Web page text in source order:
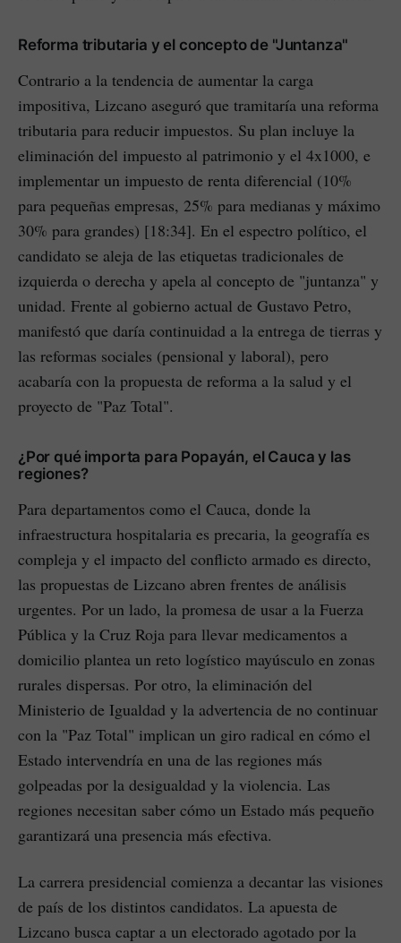
Reforma tributaria y el concepto de "Juntanza"
Contrario a la tendencia de aumentar la carga
impositiva, Lizcano aseguró que tramitaría una reforma
tributaria para reducir impuestos. Su plan incluye la
eliminación del impuesto al patrimonio y el 4x1000, e
implementar un impuesto de renta diferencial (10%
para pequeñas empresas, 25% para medianas y máximo
30% para grandes) [18:34]. En el espectro político, el
candidato se aleja de las etiquetas tradicionales de
izquierda o derecha y apela al concepto de "juntanza" y
unidad. Frente al gobierno actual de Gustavo Petro,
manifestó que daría continuidad a la entrega de tierras y
las reformas sociales (pensional y laboral), pero
acabaría con la propuesta de reforma a la salud y el
proyecto de "Paz Total".
¿Por qué importa para Popayán, el Cauca y las
regiones?
Para departamentos como el Cauca, donde la
infraestructura hospitalaria es precaria, la geografía es
compleja y el impacto del conflicto armado es directo,
las propuestas de Lizcano abren frentes de análisis
urgentes. Por un lado, la promesa de usar a la Fuerza
Pública y la Cruz Roja para llevar medicamentos a
domicilio plantea un reto logístico mayúsculo en zonas
rurales dispersas. Por otro, la eliminación del
Ministerio de Igualdad y la advertencia de no continuar
con la "Paz Total" implican un giro radical en cómo el
Estado intervendría en una de las regiones más
golpeadas por la desigualdad y la violencia. Las
regiones necesitan saber cómo un Estado más pequeño
garantizará una presencia más efectiva.
La carrera presidencial comienza a decantar las visiones
de país de los distintos candidatos. La apuesta de
Lizcano busca captar a un electorado agotado por la